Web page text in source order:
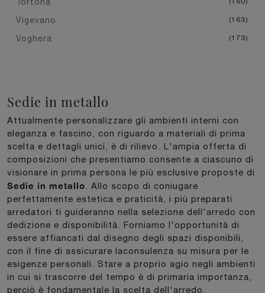
Vigevano 163
Voghera 173
Sedie in metallo
Attualmente personalizzare gli ambienti interni con
eleganza e fascino, con riguardo a materiali di prima
scelta e dettagli unici, è di rilievo. L'ampia offerta di
composizioni che presentiamo consente a ciascuno di
visionare in prima persona le più esclusive proposte di
Sedie in metallo . Allo scopo di coniugare
perfettamente estetica e praticità, i più preparati
arredatori ti guideranno nella selezione dell'arredo con
dedizione e disponibilità. Forniamo l'opportunità di
essere affiancati dal disegno degli spazi disponibili,
con il fine di assicurare laconsulenza su misura per le
esigenze personali. Stare a proprio agio negli ambienti
in cui si trascorre del tempo è di primaria importanza,
perciò è fondamentale la scelta dell'arredo.